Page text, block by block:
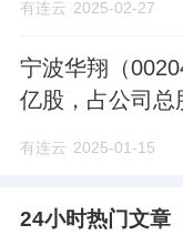
有连云 2025-02-27
宁波华翔（
亿股，占公司总
有连云 2025-01-15
24小时热门文章